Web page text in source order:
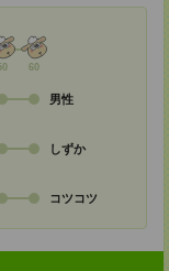
60
男性
しずか
コツコツ